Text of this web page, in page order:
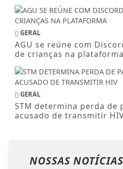
GERAL
AGU se reúne com
de crianças na plataforma
GERAL
STM determina perda
acusado de transmitir
NOSSAS NOTÍCIAS